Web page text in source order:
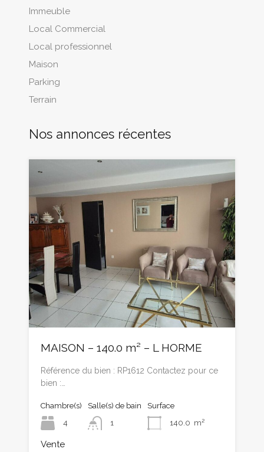
Immeuble
Local Commercial
Local professionnel
Maison
Parking
Terrain
Nos annonces récentes
MAISON – 140.0 m² – L HORME
Référence du bien : RP1612 Contactez pour ce
bien :…
Chambre(s)
4
Salle(s) de bain
1
Surface
140.0 m²
Vente